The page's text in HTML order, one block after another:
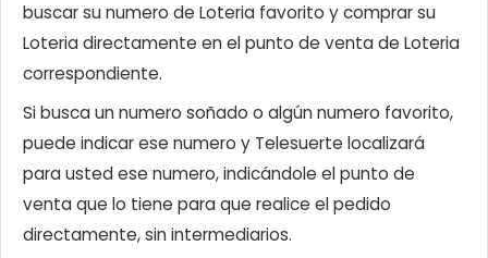
buscar su numero de Loteria favorito y comprar su
Loteria directamente en el punto de venta de Loteria
correspondiente.
Si busca un numero soñado o algún numero favorito,
puede indicar ese numero y Telesuerte localizará
para usted ese numero, indicándole el punto de
venta que lo tiene para que realice el pedido
directamente, sin intermediarios.